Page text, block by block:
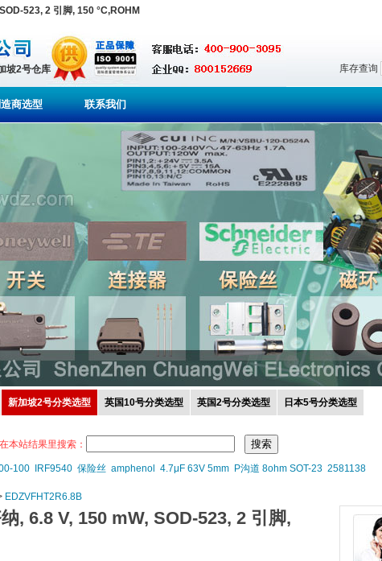
523, 2 引脚, 150 °C,ROHM
坡2号仓库 库存查询
商选型 联系我们
新加坡2号分类选型 英国10号分类选型 英国2号分类选型 日本5号分类选型
在本站结果里搜索：
100 IRF9540 保险丝 amphenol 4.7μF 63V 5mm P沟道 8ohm SOT-23 2581138
EDZVFHT2R6.8B
, 6.8 V, 150 mW, SOD-523, 2 引脚,